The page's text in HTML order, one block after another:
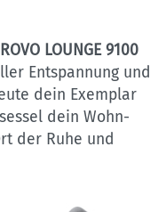
ROVO LOUNGE 9100
Entspannung und
dein Exemplar
dein Wohn-
der Ruhe und